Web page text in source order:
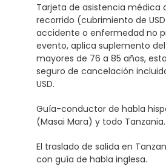
Tarjeta de asistencia médica
recorrido (cubrimiento de
accidente o enfermedad no
evento, aplica suplemento del
mayores de 76 a 85 años,
seguro de cancelación
USD.
Guía-conductor de habla
(Masai Mara) y todo Tanzania.
El traslado de salida en
con guía de habla inglesa.